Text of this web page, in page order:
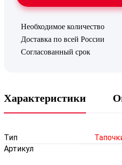
Необходимое количество
Доставка по всей России
Согласованный срок
Характеристики
Тип
Артикул